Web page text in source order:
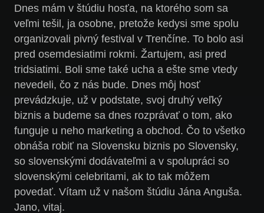
Dnes mám v štúdiu hosťa, na ktorého som sa
veľmi tešil, ja osobne, pretože kedysi sme spolu
organizovali pivný festival v Trenčíne. To bolo asi
pred osemdesiatimi rokmi. Žartujem, asi pred
tridsiatimi. Boli sme také ucha a ešte sme vtedy
nevedeli, čo z nás bude. Dnes môj hosť
prevádzkuje, už v podstate, svoj druhý veľký
biznis a budeme sa dnes rozprávať o tom, ako
funguje u neho marketing a obchod. Čo to všetko
obnáša robiť na Slovensku biznis po Slovensky,
so slovenskými dodávateľmi a v spolupráci so
slovenskými celebritami, ak to tak môžem
povedať. Vítam už v našom štúdiu Jána Anguša.
Jano, vitaj.